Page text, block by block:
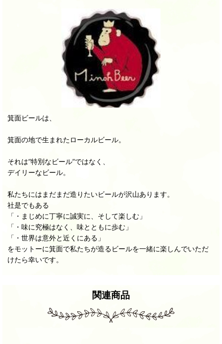
箕面ビールは、
箕面の地で生まれたローカルビール。
それは“特別なビール”ではなく、
デイリーなビール。
私たちにはまだまだ造りたいビールが沢山あります。
社是でもある
「・まじめに丁寧に誠実に、そして楽しむ」
「・味に究極はなく、味とともに歩む」
「・世界は意外と近くにある」
をモットーに箕面で私たちが造るビールを一緒に楽しんでいただ
けたら幸いです。
関連商品